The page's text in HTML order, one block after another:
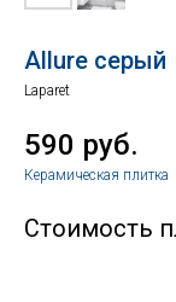
Allure серый
Laparet
590 руб.
Керамическая плитка
Стоимость